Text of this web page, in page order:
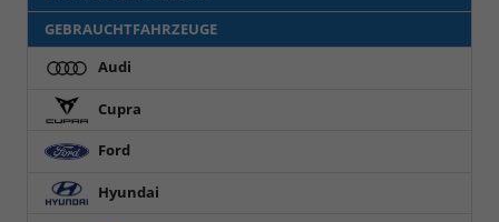
GEBRAUCHTFAHRZEUGE
Audi
Cupra
Ford
Hyundai